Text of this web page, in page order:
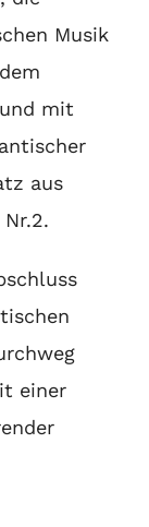
Musik
mit
aus
einer